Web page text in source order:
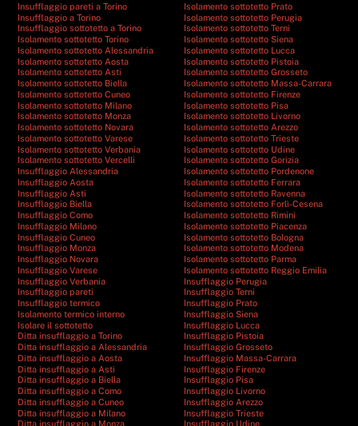
Insufflaggio pareti a Torino
Insufflaggio a Torino
Insufflaggio sottotetto a Torino
Isolamento sottotetto Torino
Isolamento sottotetto Alessandria
Isolamento sottotetto Aosta
Isolamento sottotetto Asti
Isolamento sottotetto Biella
Isolamento sottotetto Cuneo
Isolamento sottotetto Milano
Isolamento sottotetto Monza
Isolamento sottotetto Novara
Isolamento sottotetto Varese
Isolamento sottotetto Verbania
Isolamento sottotetto Vercelli
Insufflaggio Alessandria
Insufflaggio Aosta
Insufflaggio Asti
Insufflaggio Biella
Insufflaggio Como
Insufflaggio Milano
Insufflaggio Cuneo
Insufflaggio Monza
Insufflaggio Novara
Insufflaggio Varese
Insufflaggio Verbania
Insufflaggio pareti
Insufflaggio termico
Isolamento termico interno
Isolare il sottotetto
Ditta insufflaggio a Torino
Ditta insufflaggio a Alessandria
Ditta insufflaggio a Aosta
Ditta insufflaggio a Asti
Ditta insufflaggio a Biella
Ditta insufflaggio a Como
Ditta insufflaggio a Cuneo
Ditta insufflaggio a Milano
Ditta insufflaggio a Monza
Isolamento sottotetto Prato
Isolamento sottotetto Perugia
Isolamento sottotetto Terni
Isolamento sottotetto Siena
Isolamento sottotetto Lucca
Isolamento sottotetto Pistoia
Isolamento sottotetto Grosseto
Isolamento sottotetto Massa-Carrara
Isolamento sottotetto Firenze
Isolamento sottotetto Pisa
Isolamento sottotetto Livorno
Isolamento sottotetto Arezzo
Isolamento sottotetto Trieste
Isolamento sottotetto Udine
Isolamento sottotetto Gorizia
Isolamento sottotetto Pordenone
Isolamento sottotetto Ferrara
Isolamento sottotetto Ravenna
Isolamento sottotetto Forlì-Cesena
Isolamento sottotetto Rimini
Isolamento sottotetto Piacenza
Isolamento sottotetto Bologna
Isolamento sottotetto Modena
Isolamento sottotetto Parma
Isolamento sottotetto Reggio Emilia
Insufflaggio Perugia
Insufflaggio Terni
Insufflaggio Prato
Insufflaggio Siena
Insufflaggio Lucca
Insufflaggio Pistoia
Insufflaggio Grosseto
Insufflaggio Massa-Carrara
Insufflaggio Firenze
Insufflaggio Pisa
Insufflaggio Livorno
Insufflaggio Arezzo
Insufflaggio Trieste
Insufflaggio Udine